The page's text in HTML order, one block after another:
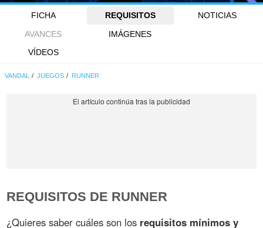
FICHA REQUISITOS
NOTICIAS
AVANCES
IMÁGENES
VÍDEOS
VANDAL JUEGOS RUNNER
REQUISITOS DE RUNNER
¿Quieres saber cuáles son los requisitos mínimos y